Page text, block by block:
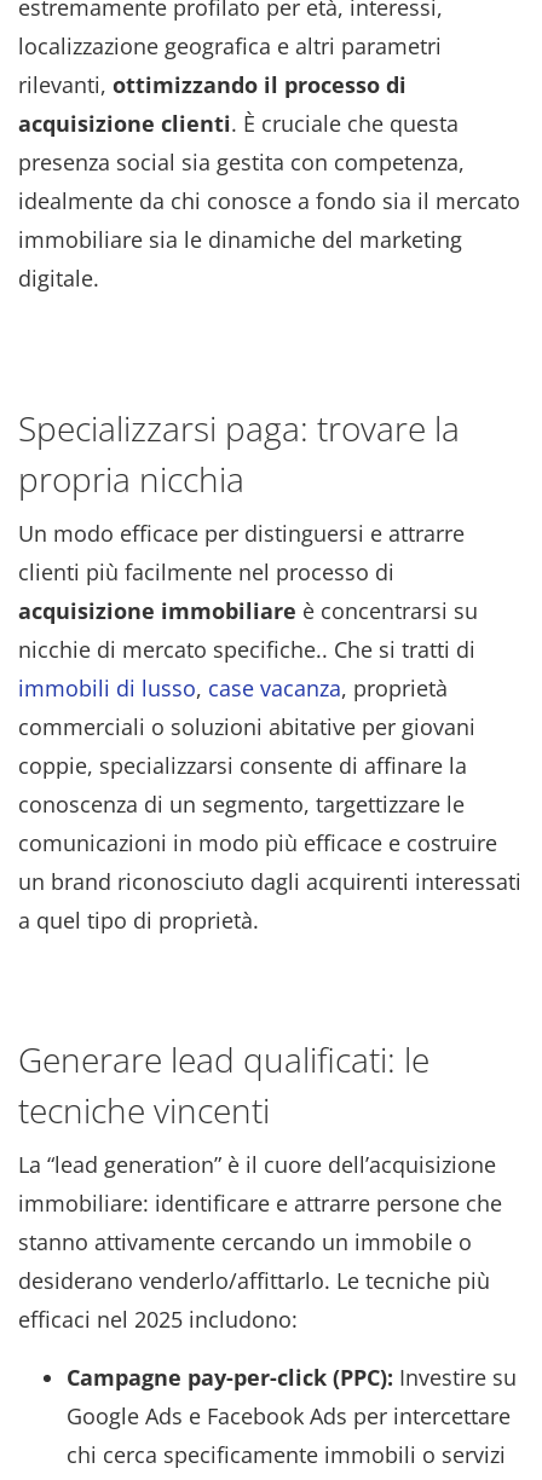
estremamente profilato per età, interessi,
localizzazione geografica e altri parametri
rilevanti, ottimizzando il processo di
acquisizione clienti. È cruciale che questa
presenza social sia gestita con competenza,
idealmente da chi conosce a fondo sia il mercato
immobiliare sia le dinamiche del marketing
digitale.
Specializzarsi paga: trovare la
propria nicchia
Un modo efficace per distinguersi e attrarre
clienti più facilmente nel processo di
acquisizione immobiliare è concentrarsi su
nicchie di mercato specifiche.. Che si tratti di
immobili di lusso, case vacanza, proprietà
commerciali o soluzioni abitative per giovani
coppie, specializzarsi consente di affinare la
conoscenza di un segmento, targettizzare le
comunicazioni in modo più efficace e costruire
un brand riconosciuto dagli acquirenti interessati
a quel tipo di proprietà.
Generare lead qualificati: le
tecniche vincenti
La “lead generation” è il cuore dell’acquisizione
immobiliare: identificare e attrarre persone che
stanno attivamente cercando un immobile o
desiderano venderlo/affittarlo. Le tecniche più
efficaci nel 2025 includono:
Campagne pay-per-click (PPC): Investire su
Google Ads e Facebook Ads per intercettare
chi cerca specificamente immobili o servizi